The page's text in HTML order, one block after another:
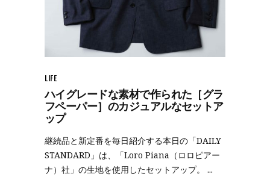
LIFE
ハイグレードな素材で作られた［グラ
フペーパー］のカジュアルなセットア
ップ
継続品と新定番を毎日紹介する本日の「DAILY
STANDARD」は、「Loro Piana（ロロピアー
ナ）社」の生地を使用したセットアップ。